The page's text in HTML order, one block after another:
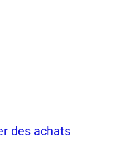
des achats